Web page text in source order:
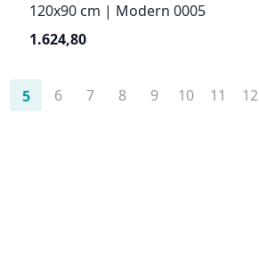
120x90 cm | Modern 0005
1.624,80
5 6 7 8 9 10 11 12